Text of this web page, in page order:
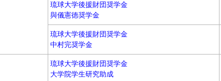
琉球大学後援財団奨学金
與儀憲徳奨学金
琉球大学後援財団奨学金
中村完奨学金
琉球大学後援財団奨学金
大学院学生研究助成